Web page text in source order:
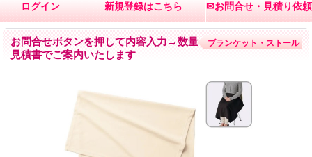
ログイン 新規登録はこちら ✉お問合せ・見積り依頼
お問合せボタンを押して内容入力→数量・内容に応じて
見積書でご案内いたします
ブランケット・ストール